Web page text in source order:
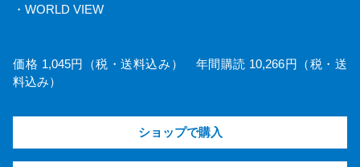
・WORLD VIEW
価格 1,045円（税・送料込み） 年間購読 10,266円（税・送
料込み）
ショップで購入